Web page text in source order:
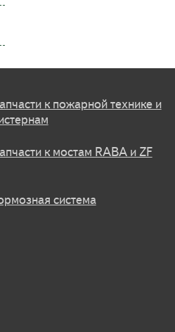
к пожарной технике и
к мостам RABA и ZF
система